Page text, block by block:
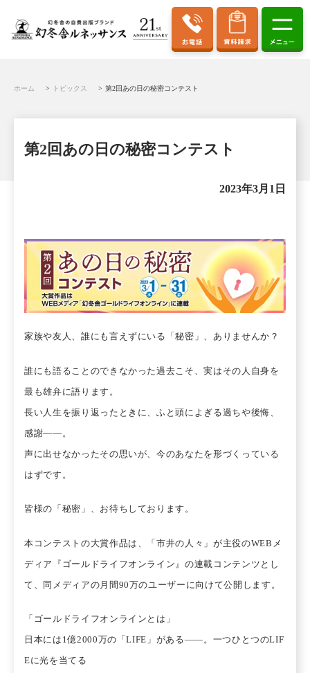
ホーム トピックス 第2回あの日の秘密コンテスト
第2回あの日の秘密コンテスト
2023年3月1日
家族や友人、誰にも言えずにいる「秘密」、ありませんか？
誰にも語ることのできなかった過去こそ、実はその人自身を
最も雄弁に語ります。
長い人生を振り返ったときに、ふと頭によぎる過ちや後悔、
感謝――。
声に出せなかったその思いが、今のあなたを形づくっている
はずです。
皆様の「秘密」、お待ちしております。
本コンテストの大賞作品は、「市井の人々」が主役のWEBメ
ディア『ゴールドライフオンライン』の連載コンテンツとし
て、同メディアの月間90万のユーザーに向けて公開します。
「ゴールドライフオンラインとは」
日本には1億2000万の「LIFE」がある――。一つひとつのLIF
Eに光を当てる